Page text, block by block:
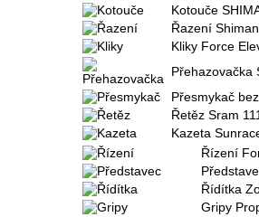
Kotouče
Řazení
Kliky Force
Přehazovačka
Přesmykač bez
Řetěz Sram
Kazeta
Řízení
Řídítka
Gripy